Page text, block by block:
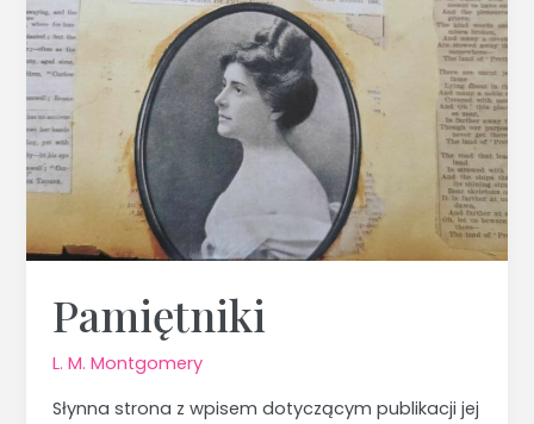
Pamiętniki
L. M. Montgomery
Słynna strona z wpisem dotyczącym publikacji jej